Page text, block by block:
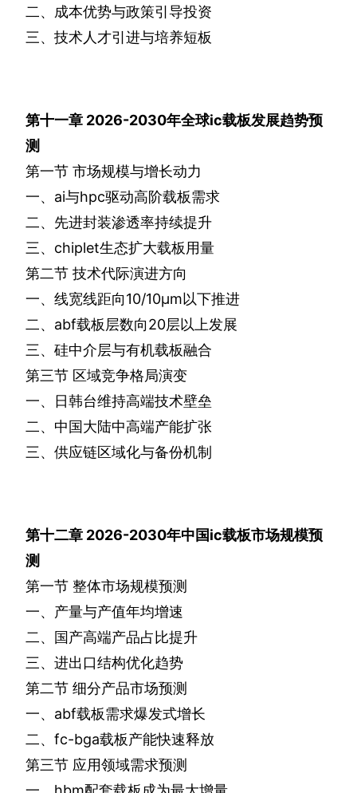
二、成本优势与政策引导投资
三、技术人才引进与培养短板
第十一章 2026-2030年全球ic载板发展趋势预
测
第一节 市场规模与增长动力
一、 ai与hpc驱动高阶载板需求
二、先进封装渗透率持续提升
三、 chiplet生态扩大载板用量
第二节 技术代际演进方向
一、线宽线距向10/10μm以下推进
二、 abf载板层数向20层以上发展
三、硅中介层与有机载板融合
第三节 区域竞争格局演变
一、日韩台维持高端技术壁垒
二、中国大陆中高端产能扩张
三、供应链区域化与备份机制
第十二章 2026-2030年中国ic载板市场规模预
测
第一节 整体市场规模预测
一、产量与产值年均增速
二、国产高端产品占比提升
三、进出口结构优化趋势
第二节 细分产品市场预测
一、 abf载板需求爆发式增长
二、 fc-bga载板产能快速释放
第三节 应用领域需求预测